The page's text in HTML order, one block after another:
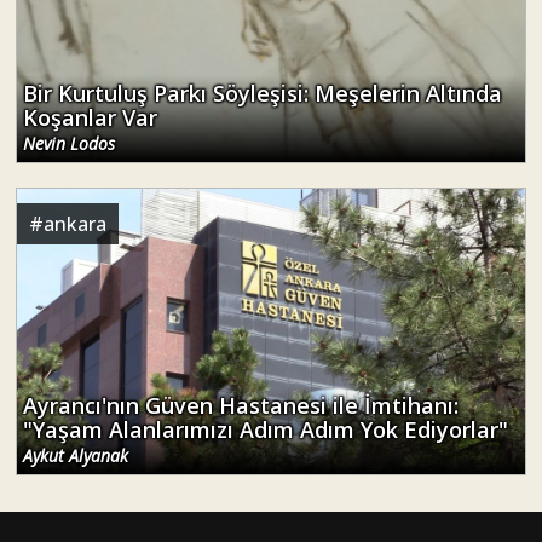
Bir Kurtuluş Parkı Söyleşisi: Meşelerin Altında
Koşanlar Var
Nevin Lodos
#ankara
Ayrancı'nın Güven Hastanesi ile İmtihanı:
"Yaşam Alanlarımızı Adım Adım Yok Ediyorlar"
Aykut Alyanak